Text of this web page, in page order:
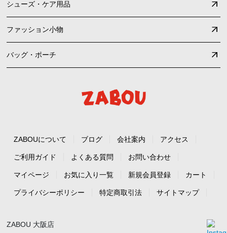
シューズ・ケア用品
ファッション小物
バッグ・ポーチ
ZABOUについて ブログ 会社案内 アクセス
ご利用ガイド よくある質問 お問い合わせ
マイページ お気に入り一覧 新規会員登録 カート
プライバシーポリシー 特定商取引法 サイトマップ
ZABOU 大阪店